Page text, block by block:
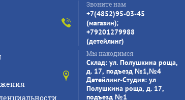
Звоните нам
+7(4852)95-03-45
(магазин);
+79201279988
(детейлинг)
Мы находимся
Склад: ул. Полушкина роща,
д. 17, подъезд №1,№4
Детейлинг-Студия: ул
Полушкина роща, д. 17,
подъезд №1